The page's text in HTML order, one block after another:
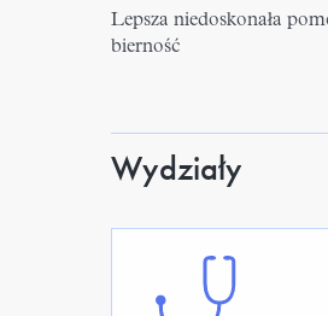
Lepsza niedoskonała
bierność
Wydziały